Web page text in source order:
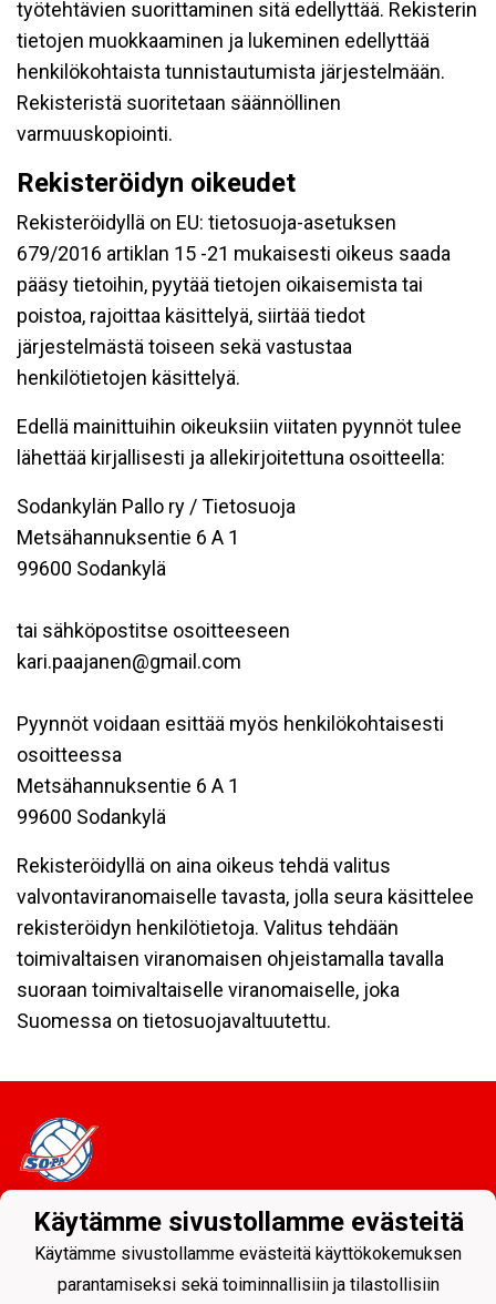
työtehtävien suorittaminen sitä edellyttää. Rekisterin
tietojen muokkaaminen ja lukeminen edellyttää
henkilökohtaista tunnistautumista järjestelmään.
Rekisteristä suoritetaan säännöllinen
varmuuskopiointi.
Rekisteröidyn oikeudet
Rekisteröidyllä on EU: tietosuoja-asetuksen
679/2016 artiklan 15 -21 mukaisesti oikeus saada
pääsy tietoihin, pyytää tietojen oikaisemista tai
poistoa, rajoittaa käsittelyä, siirtää tiedot
järjestelmästä toiseen sekä vastustaa
henkilötietojen käsittelyä.
Edellä mainittuihin oikeuksiin viitaten pyynnöt tulee
lähettää kirjallisesti ja allekirjoitettuna osoitteella:
Sodankylän Pallo ry / Tietosuoja
Metsähannuksentie 6 A 1
99600 Sodankylä
tai sähköpostitse osoitteeseen
kari.paajanen@gmail.com
Pyynnöt voidaan esittää myös henkilökohtaisesti
osoitteessa
Metsähannuksentie 6 A 1
99600 Sodankylä
Rekisteröidyllä on aina oikeus tehdä valitus
valvontaviranomaiselle tavasta, jolla seura käsittelee
rekisteröidyn henkilötietoja. Valitus tehdään
toimivaltaisen viranomaisen ohjeistamalla tavalla
suoraan toimivaltaiselle viranomaiselle, joka
Suomessa on tietosuojavaltuutettu.
Tietosuojaseloste
Sodankylän Pallo ry - Nuorissa on tulevaisuus
Käytämme sivustollamme evästeitä
Käytämme sivustollamme evästeitä käyttökokemuksen
parantamiseksi sekä toiminnallisiin ja tilastollisiin